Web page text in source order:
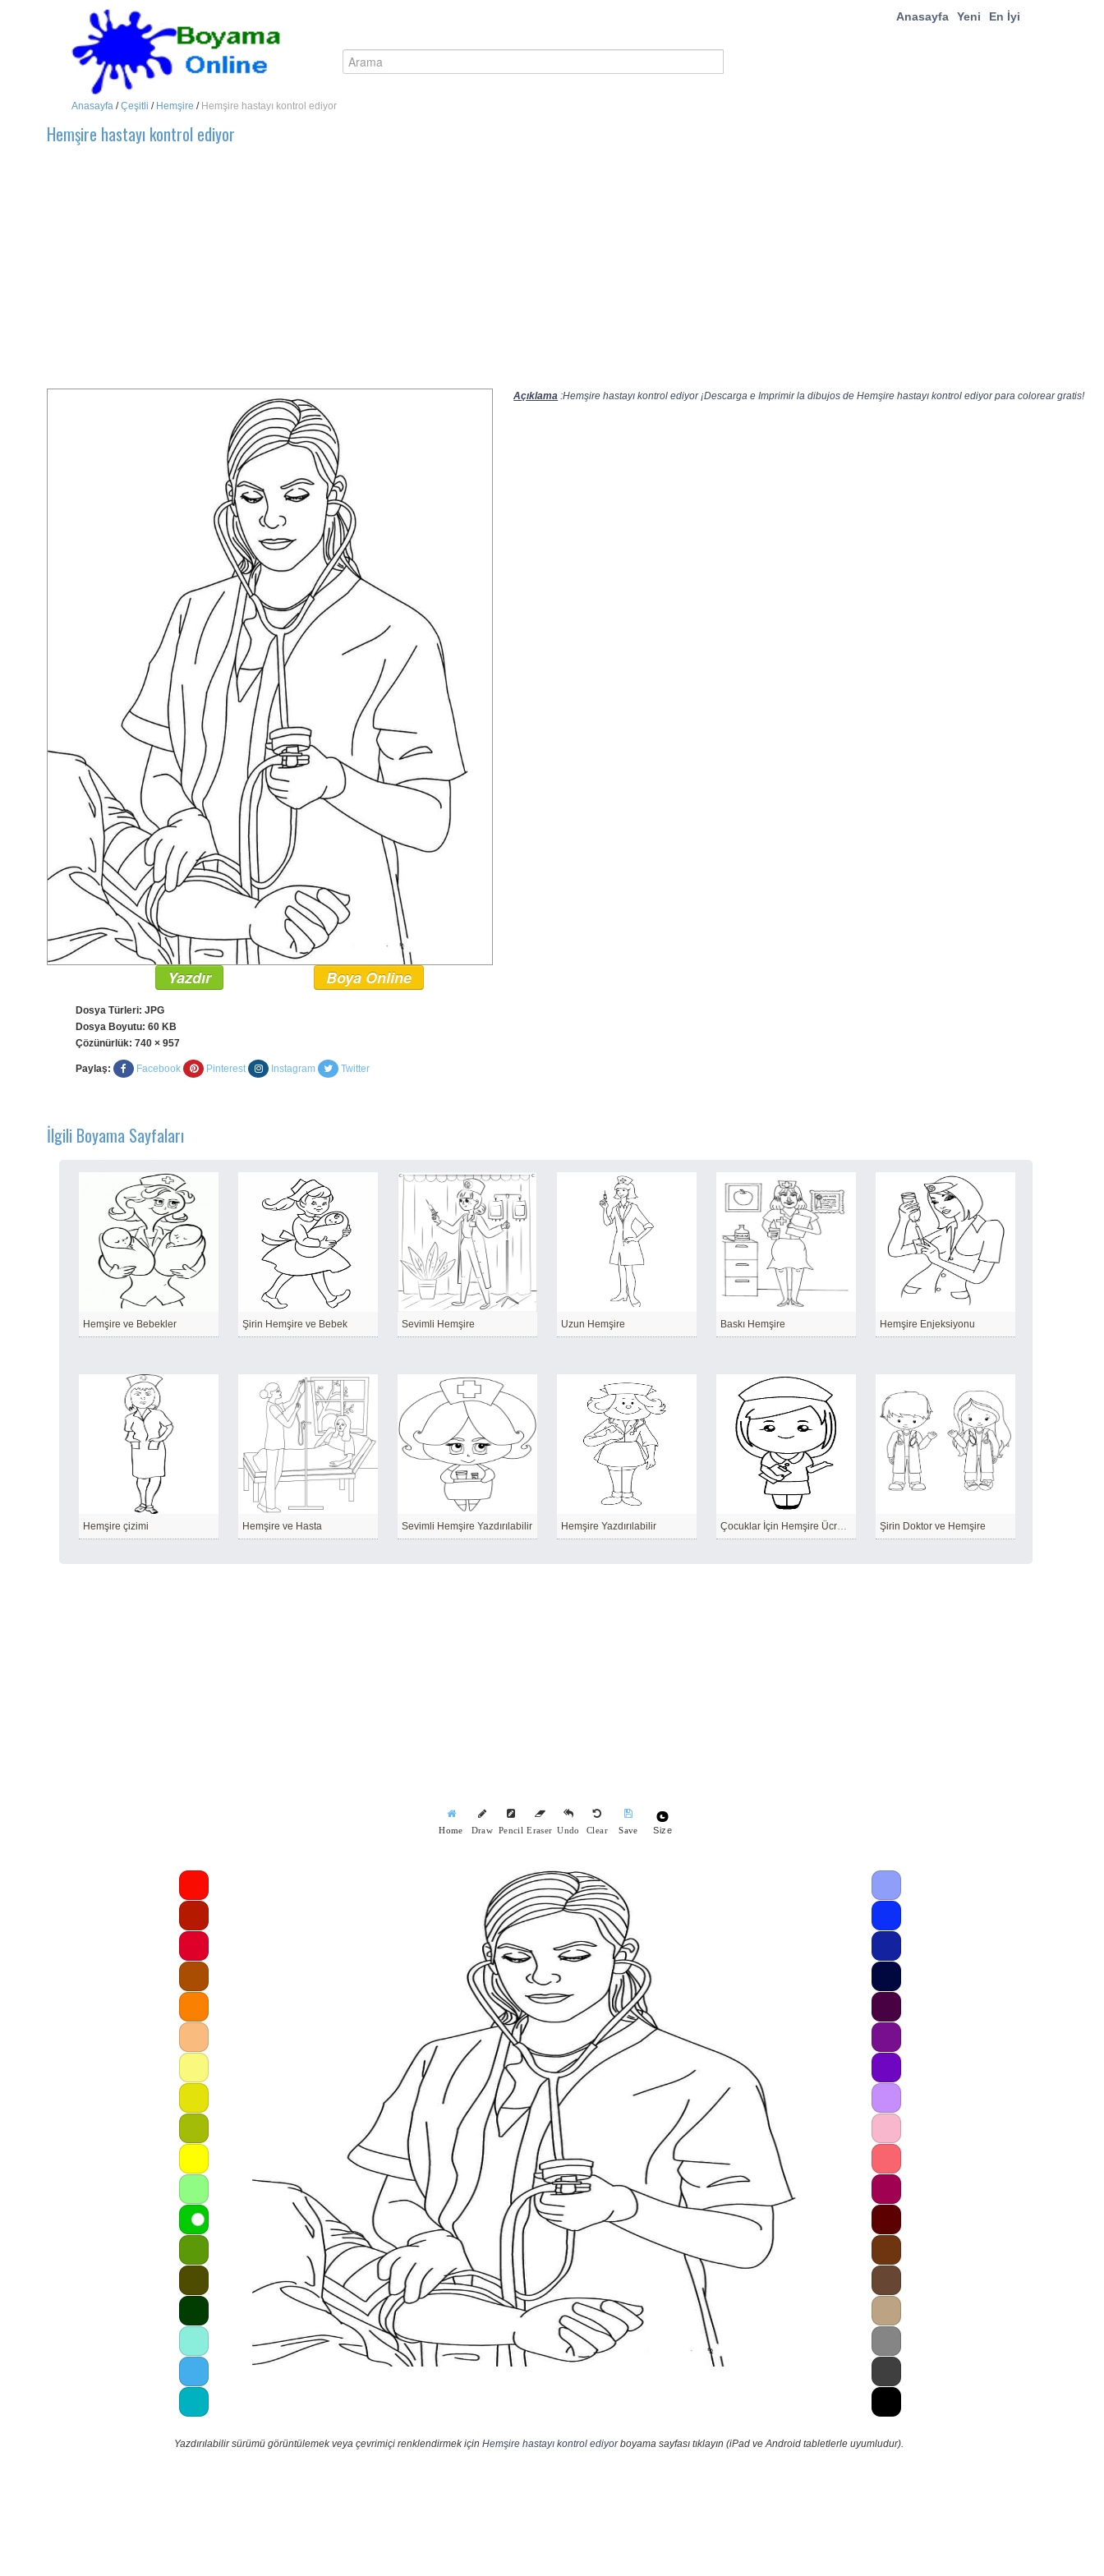
Anasayfa Yeni En İyi
Anasayfa /Çeşitli / Hemşire / Hemşire hastayı kontrol ediyor
Hemşire hastayı kontrol ediyor
Açıklama :Hemşire hastayı kontrol ediyor ¡Descarga e Imprimir la dibujos de Hemşire hastayı kontrol ediyor para colorear gratis!
Yazdır Boya Online
Dosya Türleri: JPG
Dosya Boyutu: 60 KB
Çözünürlük: 740 × 957
Paylaş: Facebook Pinterest Instagram Twitter
İlgili Boyama Sayfaları
Hemşire ve Bebekler Şirin Hemşire ve Bebek Sevimli Hemşire Uzun Hemşire Baskı Hemşire Hemşire Enjeksiyonu
Hemşire çizimi Hemşire ve Hasta Sevimli Hemşire Yazdırılabilir Hemşire Yazdırılabilir Çocuklar İçin Hemşire Ücretsiz Şirin Doktor ve Hemşire
Home Draw Pencil Eraser Undo Clear Save Size
Yazdırılabilir sürümü görüntülemek veya çevrimiçi renklendirmek için Hemşire hastayı kontrol ediyorboyama sayfası tıklayın (iPad ve Android tabletlerle uyumludur).